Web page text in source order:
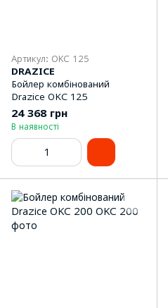
Артикул: OKC 125
DRAZICE
Бойлер комбінований
Drazice OKC 125
24 368 грн
В наявності